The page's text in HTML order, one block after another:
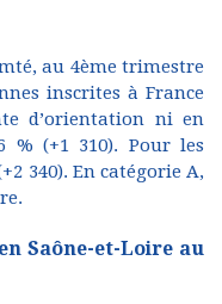
au 4ème trimestre
inscrites à France
d’orientation ni en
% (+1 310). Pour les
340). En catégorie A,
Saône-et-Loire au